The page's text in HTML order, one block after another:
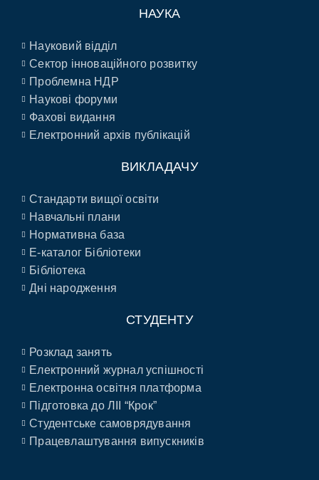
НАУКА
Науковий відділ
Сектор інноваційного розвитку
Проблемна НДР
Наукові форуми
Фахові видання
Електронний архів публікацій
ВИКЛАДАЧУ
Стандарти вищої освіти
Навчальні плани
Нормативна база
E-каталог Бібліотеки
Бібліотека
Дні народження
СТУДЕНТУ
Розклад занять
Електронний журнал успішності
Електронна освітня платформа
Підготовка до ЛІІ “Крок”
Студентське самоврядування
Працевлаштування випускників